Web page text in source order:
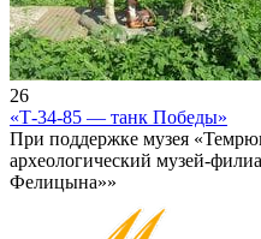
26
«Т-34-85 — танк Победы»
При поддержке музея
археологический музей-
Фелицына»»